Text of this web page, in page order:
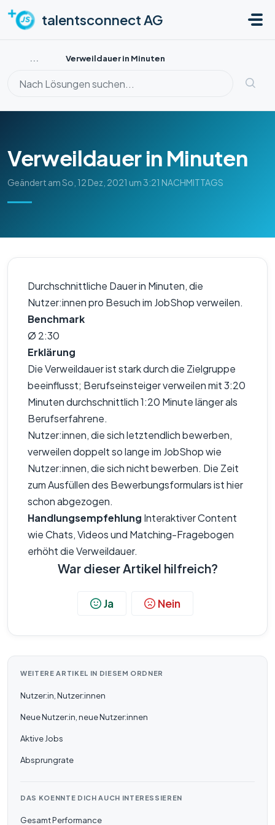
talentsconnect AG
... Verweildauer in Minuten
Verweildauer in Minuten
Geändert am So, 12 Dez, 2021 um 3:21 NACHMITTAGS
Durchschnittliche Dauer in Minuten, die
Nutzer:innen pro Besuch im JobShop verweilen.
Benchmark
Ø 2:30
Erklärung
Die Verweildauer ist stark durch die Zielgruppe
beeinflusst; Berufseinsteiger verweilen mit 3:20
Minuten durchschnittlich 1:20 Minute länger als
Berufserfahrene.
Nutzer:innen, die sich letztendlich bewerben,
verweilen doppelt so lange im JobShop wie
Nutzer:innen, die sich nicht bewerben. Die Zeit
zum Ausfüllen des Bewerbungsformulars ist hier
schon abgezogen.
Handlungsempfehlung Interaktiver Content
wie Chats, Videos und Matching-Fragebogen
erhöht die Verweildauer.
War dieser Artikel hilfreich?
Nein
Ja
WEITERE ARTIKEL IN DIESEM ORDNER
Nutzer:in, Nutzer:innen
Neue Nutzer:in, neue Nutzer:innen
Aktive Jobs
Absprungrate
DAS KOENNTE DICH AUCH INTERESSIEREN
Gesamt Performance